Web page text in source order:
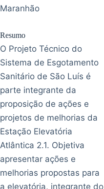
Maranhão
Resumo
O Projeto Técnico do
Sistema de Esgotamento
Sanitário de São Luís é
parte integrante da
proposição de ações e
projetos de melhorias da
Estação Elevatória
Atlântica 2.1. Objetiva
apresentar ações e
melhorias propostas para
a elevatória, integrante do